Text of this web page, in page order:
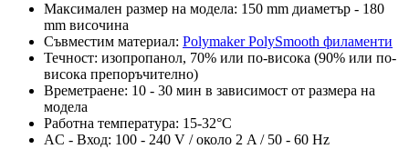
Максимален размер на модела: 150 mm диаметър - 180
mm височина
Съвместим материал: Polymaker PolySmooth филаменти
Течност: изопропанол, 70% или по-висока (90% или по-
висока препоръчително)
Времетраене: 10 - 30 мин в зависимост от размера на
модела
Работна температура: 15-32°С
AC - Вход: 100 - 240 V / около 2 A / 50 - 60 Hz